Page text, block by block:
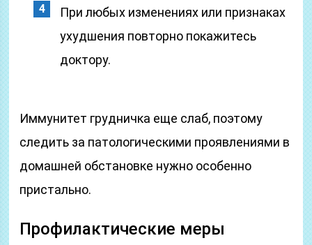
При любых изменениях или признаках
ухудшения повторно покажитесь
доктору.
Иммунитет грудничка еще слаб, поэтому
следить за патологическими проявлениями в
домашней обстановке нужно особенно
пристально.
Профилактические меры